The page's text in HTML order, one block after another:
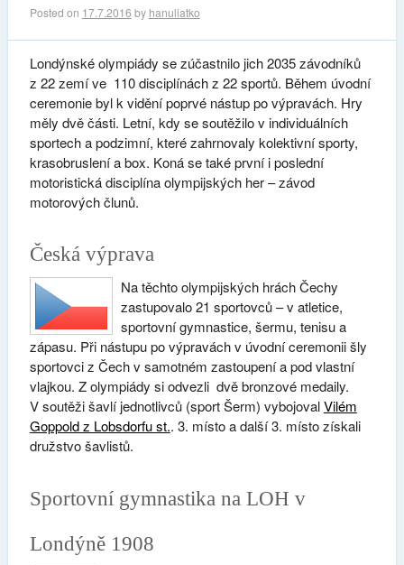
Posted on 17.7.2016 by hanuliatko
Londýnské olympiády se zúčastnilo jich 2035 závodníků
z 22 zemí ve 110 disciplínách z 22 sportů. Během úvodní
ceremonie byl k vidění poprvé nástup po výpravách. Hry
měly dvě části. Letní, kdy se soutěžilo v individuálních
sportech a podzimní, které zahrnovaly kolektivní sporty,
krasobruslení a box. Koná se také první i poslední
motoristická disciplína olympijských her – závod
motorových člunů.
Česká výprava
Na těchto olympijských hrách Čechy
zastupovalo 21 sportovců – v atletice,
sportovní gymnastice, šermu, tenisu a
zápasu. Při nástupu po výpravách v úvodní ceremonii šly
sportovci z Čech v samotném zastoupení a pod vlastní
vlajkou. Z olympiády si odvezli dvě bronzové medaily.
V soutěži šavlí jednotlivců (sport Šerm) vybojovalVilém
Goppold z Lobsdorfu st.. 3. místo a další 3. místo získali
družstvo šavlistů.
Sportovní gymnastika na LOH v
Londýně 1908